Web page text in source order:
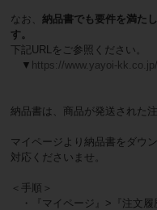
なお、 納品書でも要件を満た
す。
下記URLをご参照ください。
▼ https://www.yayoi-
納品書は、商品が発送された
マイページより納品書をダウ
対応くださいませ。
＜手順＞
・『マイページ』>『注文履